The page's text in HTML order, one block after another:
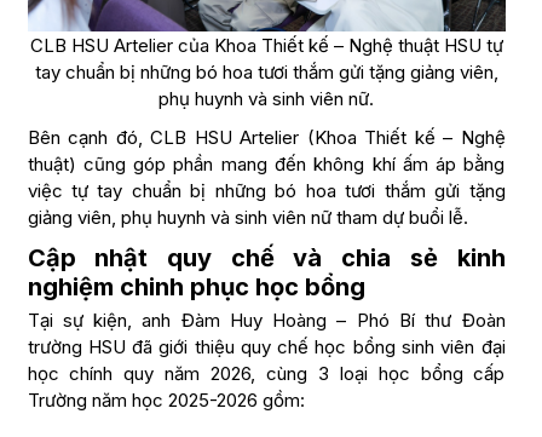
CLB HSU Artelier của Khoa Thiết kế – Nghệ thuật HSU tự
tay chuẩn bị những bó hoa tươi thắm gửi tặng giảng viên,
phụ huynh và sinh viên nữ.
Bên cạnh đó, CLB HSU Artelier (Khoa Thiết kế – Nghệ
thuật) cũng góp phần mang đến không khí ấm áp bằng
việc tự tay chuẩn bị những bó hoa tươi thắm gửi tặng
giảng viên, phụ huynh và sinh viên nữ tham dự buổi lễ.
Cập nhật quy chế và chia sẻ kinh
nghiệm chinh phục học bổng
Tại sự kiện, anh Đàm Huy Hoàng – Phó Bí thư Đoàn
trường HSU đã giới thiệu quy chế học bổng sinh viên đại
học chính quy năm 2026, cùng 3 loại học bổng cấp
Trường năm học 2025-2026 gồm: